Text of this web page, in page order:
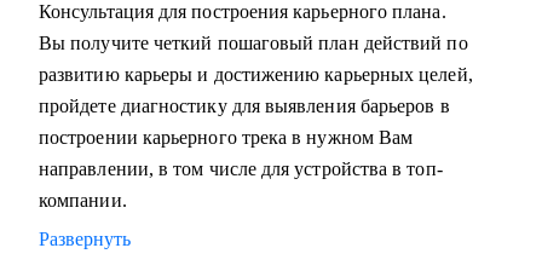
собственниками.
Кому могу помочь:
• Всем, кто хочет сменить карьерный трек и перейти в
маркетинг или развиваться в консалтинге;
• Специалистам (Junior-Middle-Senior) и руководителям из:
копирайтинг, event-маркетинг, контент-маркетинг и пр.) и
Консультация для построения карьерного плана.
Вы получите четкий пошаговый план действий по
развитию карьеры и достижению карьерных целей,
пройдете диагностику для выявления барьеров в
построении карьерного трека в нужном Вам
направлении, в том числе для устройства в топ-
компании.
Развернуть